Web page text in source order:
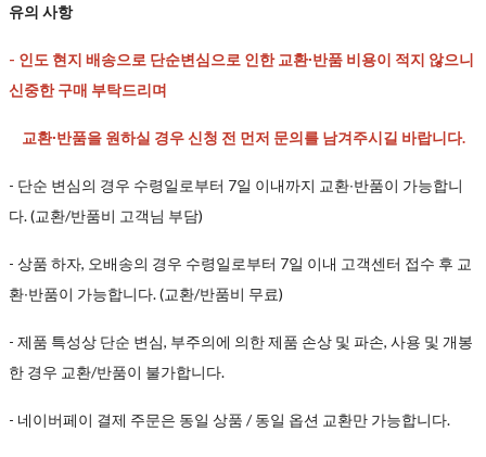
유의 사항
- 인도 현지 배송으로 단순변심으로 인한 교환∙반품 비용이 적지 않으니
신중한 구매 부탁드리며
교환∙반품을 원하실 경우 신청 전 먼저 문의를 남겨주시길 바랍니다.
- 단순 변심의 경우 수령일로부터 7일 이내까지 교환∙반품이 가능합니
다. (교환/반품비 고객님 부담)
- 상품 하자, 오배송의 경우 수령일로부터 7일 이내 고객센터 접수 후 교
환∙반품이 가능합니다. (교환/반품비 무료)
- 제품 특성상 단순 변심, 부주의에 의한 제품 손상 및 파손, 사용 및 개봉
한 경우 교환/반품이 불가합니다.
- 네이버페이 결제 주문은 동일 상품 / 동일 옵션 교환만 가능합니다.